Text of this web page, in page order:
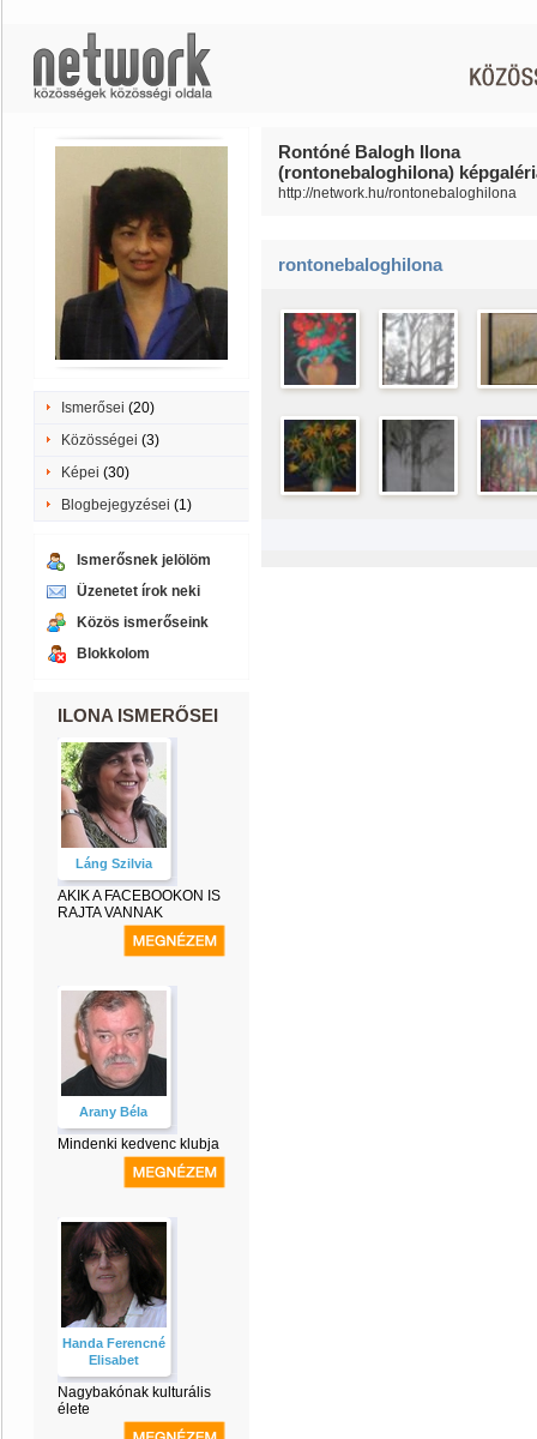
Ismerősei (20)
Közösségei (3)
Képei (30)
Blogbejegyzései (1)
Ismerősnek jelölöm
Üzenetet írok neki
Közös ismerőseink
Blokkolom
ILONA ISMERŐSEI
Láng Szilvia
AKIK A FACEBOOKON IS
RAJTA VANNAK
Arany Béla
Mindenki kedvenc klubja
Handa Ferencné
Elisabet
Nagybakónak kulturális
élete
Rontóné Balogh Ilona
(rontonebaloghilona)
http://network.hu/rontonebaloghilona
rontonebaloghilona